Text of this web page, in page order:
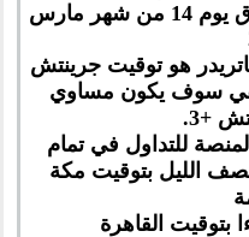
أف أكس دي دي مع فتح السوق يوم 14 من شهر مارس
هو توقيت جرينتش
سوف يكون مساوي
+3.
للتداول في تمام
الليل بتوقيت مكة
بتوقيت القاهرة